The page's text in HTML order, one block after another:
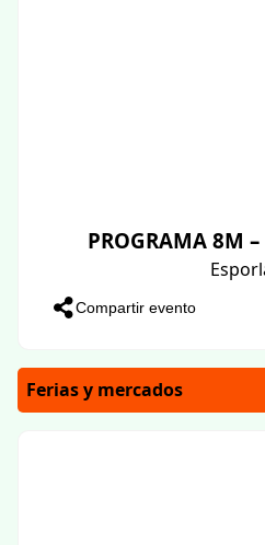
PROGRAMA 8M
Compartir evento
Ferias y mercados